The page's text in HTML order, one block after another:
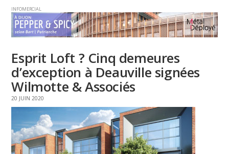
INFOMERCIAL
Esprit Loft ? Cinq demeures
d’exception à Deauville signées
Wilmotte & Associés
20 JUIN 2020